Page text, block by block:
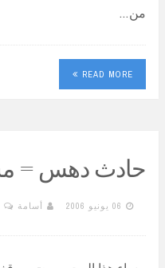
من…
READ MORE
حادث دهس =
06 يونيو 2006 أسامة